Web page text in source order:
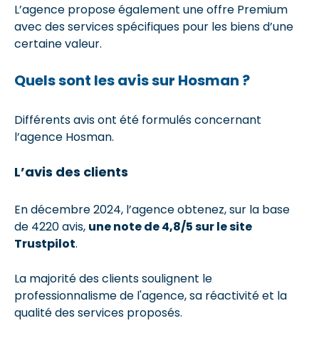
L’agence propose également une offre Premium
avec des services spécifiques pour les biens d’une
certaine valeur.
Quels sont les avis sur Hosman ?
Différents avis ont été formulés concernant
l’agence Hosman.
L’avis des clients
En décembre 2024, l’agence obtenez, sur la base
de 4220 avis, une note de 4,8/5 sur le site
Trustpilot.
La majorité des clients soulignent le
professionnalisme de l'agence, sa réactivité et la
qualité des services proposés.